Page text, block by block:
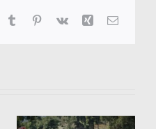
TumblrPinterest
Vk Xing Email